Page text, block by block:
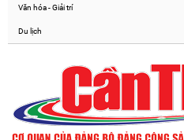
Văn hóa - Giải trí
Du lịch